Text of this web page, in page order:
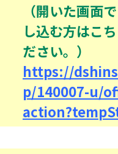
（開いた画面
し込む方はこ
ださい。）
https://
p/140007-u/